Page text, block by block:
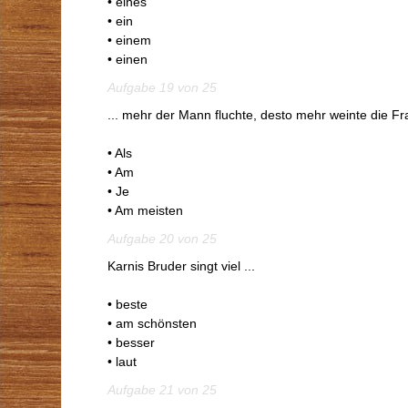
• ein
• einem
• einen
Aufgabe 19 von 25
... mehr der Mann fluchte, desto mehr weinte die
• Als
• Am
• Je
• Am meisten
Aufgabe 20 von 25
Karnis Bruder singt viel ...
• beste
• am schönsten
• besser
• laut
Aufgabe 21 von 25